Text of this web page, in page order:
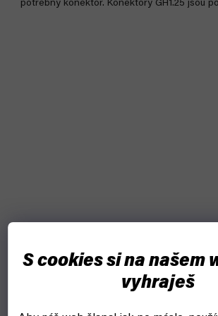
S cookies si na našem
vyhraješ
potřebný konektor. Konektory GH1.25 jsou